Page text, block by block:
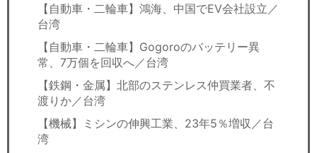
【自動車・二輪車】鴻海、中国でEV会社設立／
台湾
【自動車・二輪車】Gogoroのバッテリー異
常、7万個を回収へ／台湾
【鉄鋼・金属】北部のステンレス仲買業者、不
渡りか／台湾
【機械】ミシンの伸興工業、23年5％増収／台
湾